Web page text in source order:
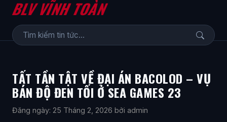
BLV VĨNH TOÀN
TẤT TẦN TẬT VỀ ĐẠI ÁN BACOLOD – VỤ
BÁN ĐỘ ĐEN TỐI Ở SEA GAMES 23
Đăng ngày: 25 Tháng 2, 2026 bởi admin